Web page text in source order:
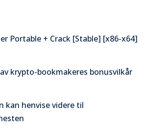
Portable + Crack [Stable] [x86-x64]
krypto-bookmakeres bonusvilkår
kan henvise videre til